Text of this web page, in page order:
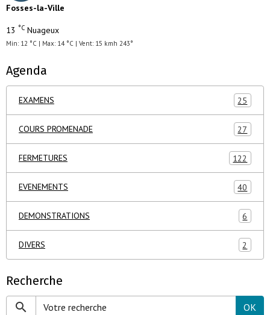
Fosses-la-Ville
13 °C Nuageux
Min: 12 °C | Max: 14 °C | Vent: 15 kmh 243°
Agenda
EXAMENS 25
COURS PROMENADE 27
FERMETURES 122
EVENEMENTS 40
DEMONSTRATIONS 6
DIVERS 2
Recherche
OK